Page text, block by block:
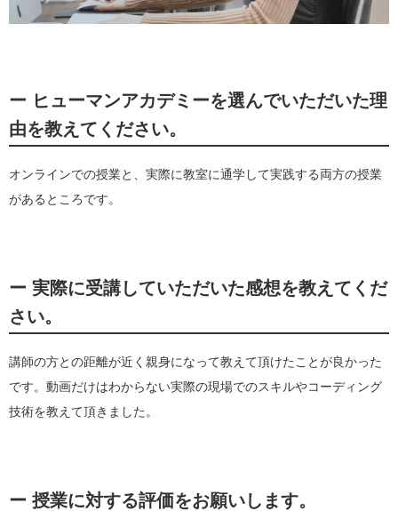
ー ヒューマンアカデミーを選んでいただいた理
由を教えてください。
オンラインでの授業と、実際に教室に通学して実践する両方の授業
があるところです。
ー 実際に受講していただいた感想を教えてくだ
さい。
講師の方との距離が近く親身になって教えて頂けたことが良かった
です。動画だけはわからない実際の現場でのスキルやコーディング
技術を教えて頂きました。
ー 授業に対する評価をお願いします。